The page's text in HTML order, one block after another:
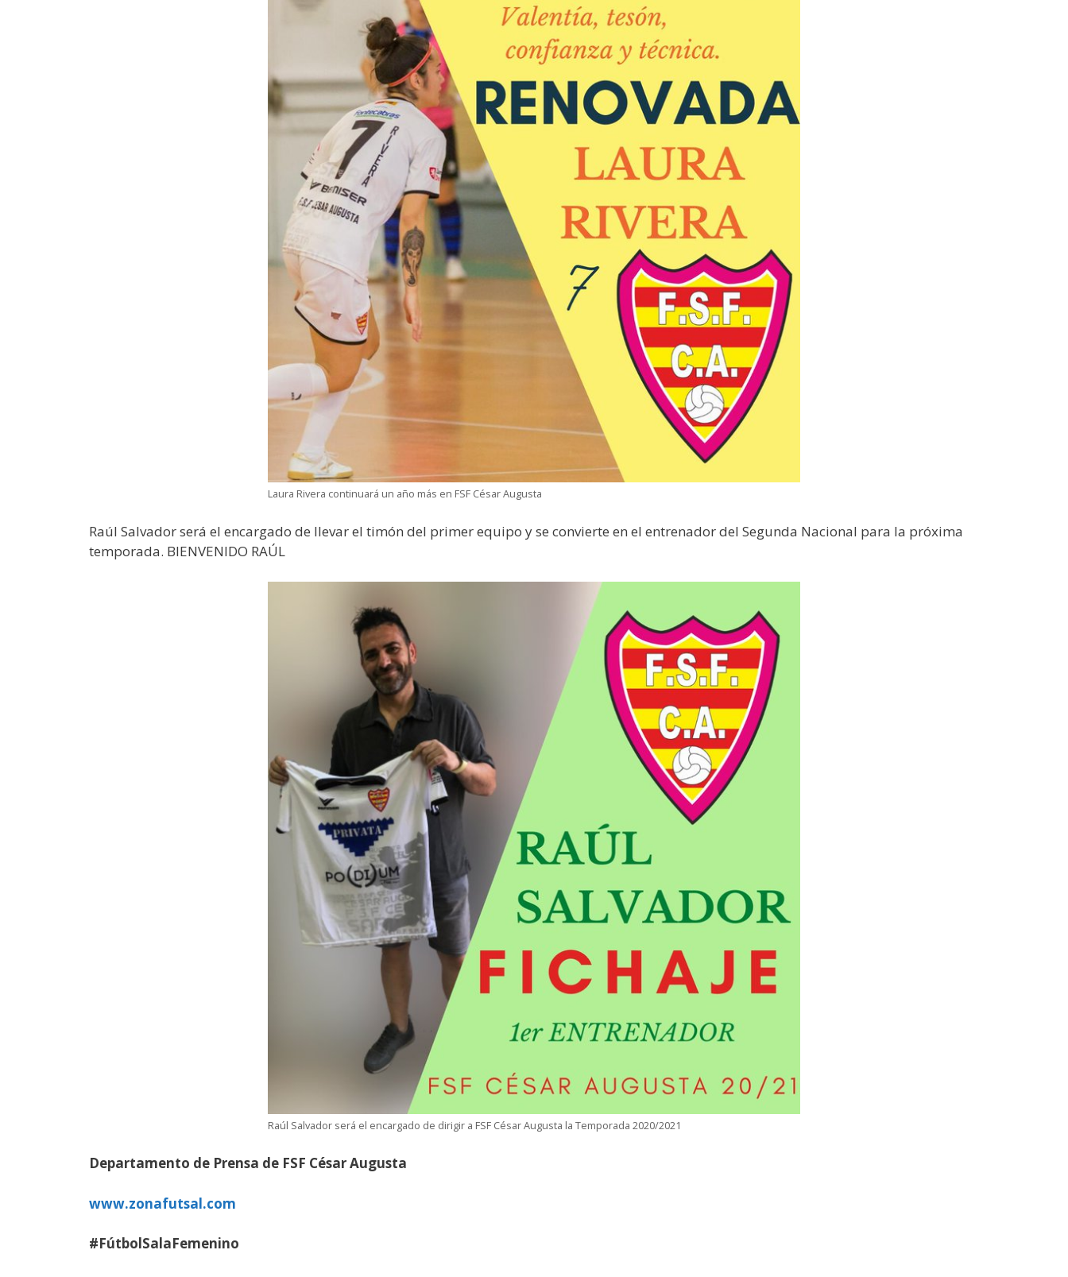
Laura Rivera continuará un año más en FSF César Augusta
Raúl Salvador será el encargado de llevar el timón del primer equipo y se convierte en el entrenador del Segunda Nacional para la próxima
temporada. BIENVENIDO RAÚL
Raúl Salvador será el encargado de dirigir a FSF César Augusta la Temporada 2020/2021
Departamento de Prensa de FSF César Augusta
www.zonafutsal.com
#FútbolSalaFemenino